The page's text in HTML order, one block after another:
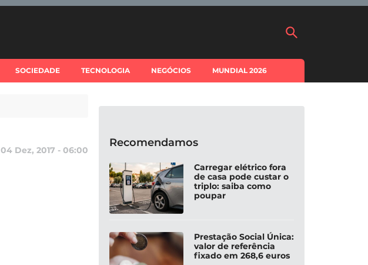
SOCIEDADE TECNOLOGIA NEGÓCIOS MUNDIAL 2026
04 Dez, 2017 - 06:00
Recomendamos
Carregar elétrico fora
de casa pode custar o
triplo: saiba como
poupar
Prestação Social Única:
valor de referência
fixado em 268,6 euros